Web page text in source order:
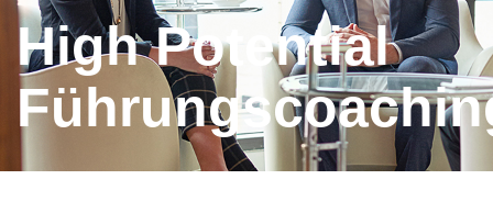
High Potential